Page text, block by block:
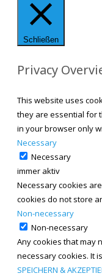
Schließen
Privacy
This website uses
they are essential for
in your browser only
Necessary
Necessary
immer aktiv
Necessary cookies
cookies do not store
Non-necessary
Non-necessary
Any cookies that may
necessary cookies. It
SPEICHERN &